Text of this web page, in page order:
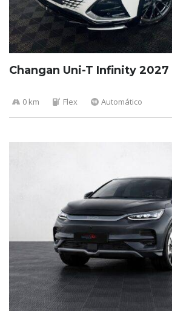
Changan Uni-T Infinity 2027
0 km Flex Automático